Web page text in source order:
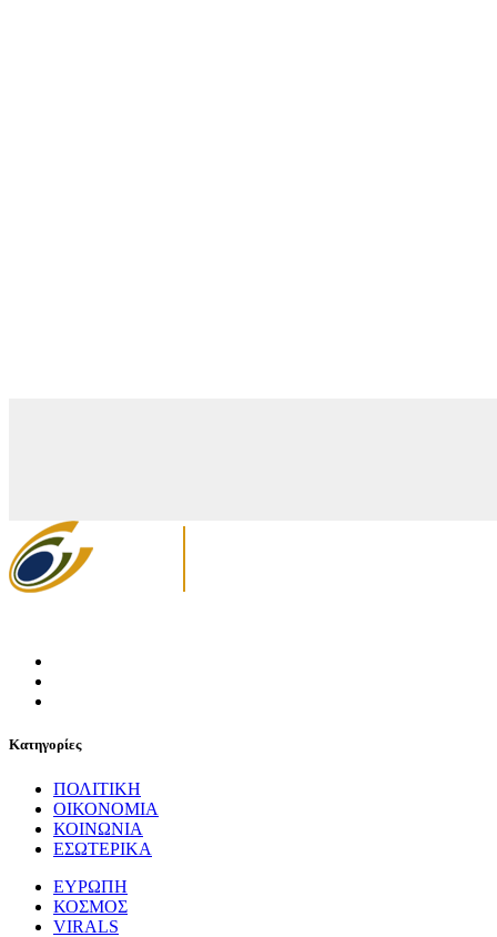
Κατηγορίες
ΠΟΛΙΤΙΚΗ
ΟΙΚΟΝΟΜΙΑ
ΚΟΙΝΩΝΙΑ
ΕΣΩΤΕΡΙΚΑ
ΕΥΡΩΠΗ
ΚΟΣΜΟΣ
VIRALS